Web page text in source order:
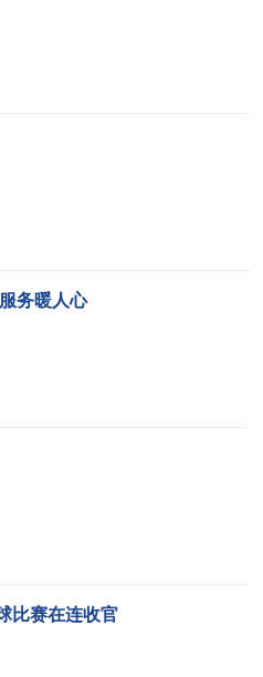
务暖人心
比赛在连收官